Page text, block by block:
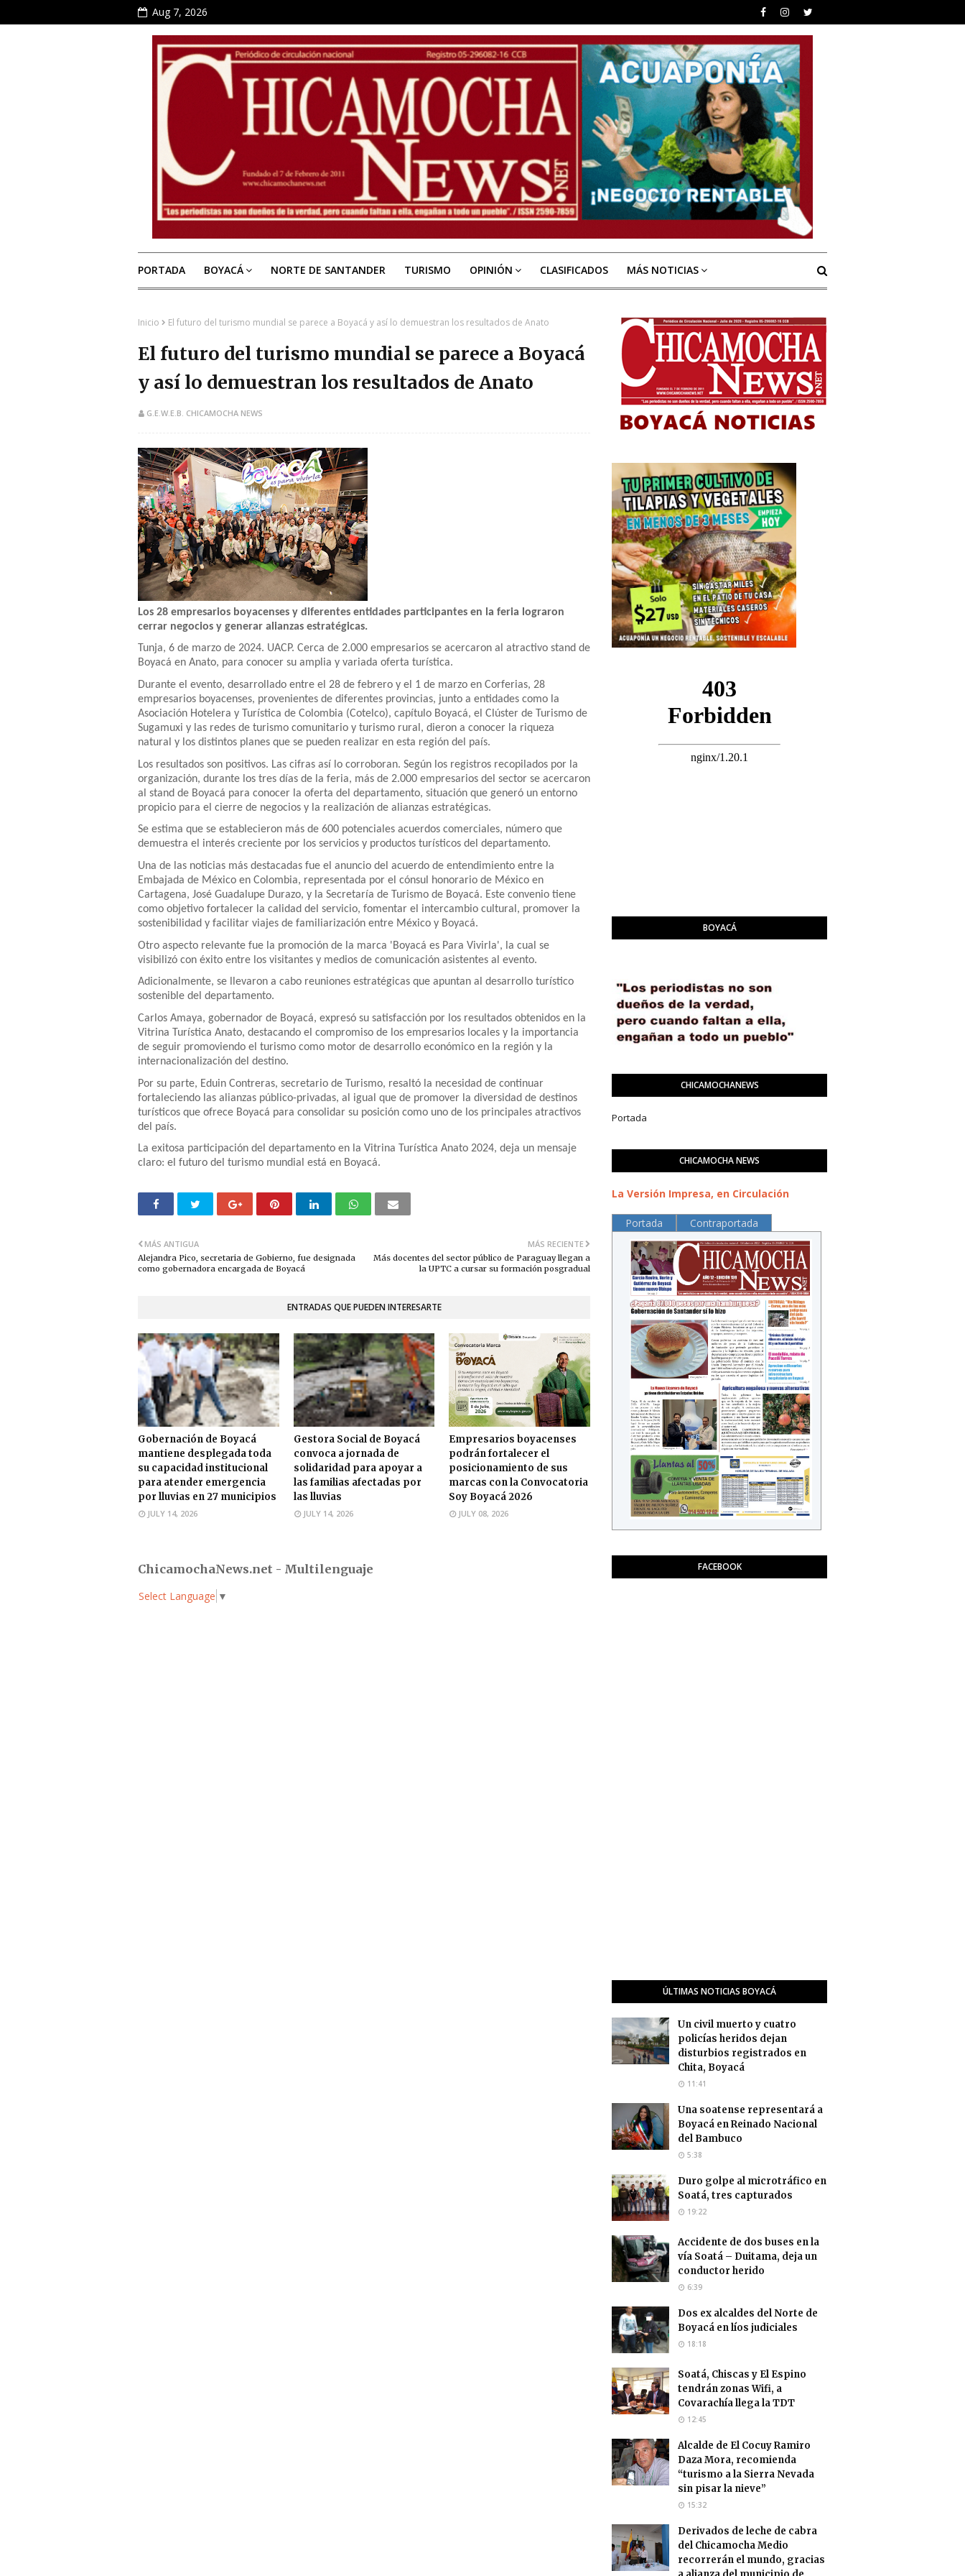
Aug 7, 2026
PORTADA BOYACÁ NORTE DE SANTANDER TURISMO OPINIÓN CLASIFICADOS MÁS NOTICIAS
Inicio El futuro del turismo mundial se parece a Boyacá y así lo demuestran los resultados de Anato
El futuro del turismo mundial se parece a Boyacá
y así lo demuestran los resultados de Anato
G.E.W.E.B. CHICAMOCHA NEWS
Los 28 empresarios boyacenses y diferentes entidades participantes en la feria lograron
cerrar negocios y generar alianzas estratégicas.
Tunja, 6 de marzo de 2024. UACP. Cerca de 2.000 empresarios se acercaron al atractivo stand de
Boyacá en Anato, para conocer su amplia y variada oferta turística.
Durante el evento, desarrollado entre el 28 de febrero y el 1 de marzo en Corferias, 28
empresarios boyacenses, provenientes de diferentes provincias, junto a entidades como la
Asociación Hotelera y Turística de Colombia (Cotelco), capítulo Boyacá, el Clúster de Turismo de
Sugamuxi y las redes de turismo comunitario y turismo rural, dieron a conocer la riqueza
natural y los distintos planes que se pueden realizar en esta región del país.
Los resultados son positivos. Las cifras así lo corroboran. Según los registros recopilados por la
organización, durante los tres días de la feria, más de 2.000 empresarios del sector se acercaron
al stand de Boyacá para conocer la oferta del departamento, situación que generó un entorno
propicio para el cierre de negocios y la realización de alianzas estratégicas.
Se estima que se establecieron más de 600 potenciales acuerdos comerciales, número que
demuestra el interés creciente por los servicios y productos turísticos del departamento.
Una de las noticias más destacadas fue el anuncio del acuerdo de entendimiento entre la
Embajada de México en Colombia, representada por el cónsul honorario de México en
Cartagena, José Guadalupe Durazo, y la Secretaría de Turismo de Boyacá. Este convenio tiene
como objetivo fortalecer la calidad del servicio, fomentar el intercambio cultural, promover la
sostenibilidad y facilitar viajes de familiarización entre México y Boyacá.
Otro aspecto relevante fue la promoción de la marca 'Boyacá es Para Vivirla', la cual se
visibilizó con éxito entre los visitantes y medios de comunicación asistentes al evento.
Adicionalmente, se llevaron a cabo reuniones estratégicas que apuntan al desarrollo turístico
sostenible del departamento.
Carlos Amaya, gobernador de Boyacá, expresó su satisfacción por los resultados obtenidos en la
Vitrina Turística Anato, destacando el compromiso de los empresarios locales y la importancia
de seguir promoviendo el turismo como motor de desarrollo económico en la región y la
internacionalización del destino.
Por su parte, Eduin Contreras, secretario de Turismo, resaltó la necesidad de continuar
fortaleciendo las alianzas público-privadas, al igual que de promover la diversidad de destinos
turísticos que ofrece Boyacá para consolidar su posición como uno de los principales atractivos
del país.
La exitosa participación del departamento en la Vitrina Turística Anato 2024, deja un mensaje
claro: el futuro del turismo mundial está en Boyacá.
MÁS RECIENTE
Más docentes del sector público de Paraguay llegan a
la UPTC a cursar su formación posgradual
MÁS ANTIGUA
Alejandra Pico, secretaria de Gobierno, fue designada
como gobernadora encargada de Boyacá
ENTRADAS QUE PUEDEN INTERESARTE
Gobernación de Boyacá
mantiene desplegada toda
su capacidad institucional
para atender emergencia
por lluvias en 27 municipios
JULY 14, 2026
Gestora Social de Boyacá
convoca a jornada de
solidaridad para apoyar a
las familias afectadas por
las lluvias
JULY 14, 2026
Empresarios boyacenses
podrán fortalecer el
posicionamiento de sus
marcas con la Convocatoria
Soy Boyacá 2026
JULY 08, 2026
ChicamochaNews.net - Multilenguaje
Select Language ▼
BOYACÁ
CHICAMOCHANEWS
Portada
CHICAMOCHA NEWS
La Versión Impresa, en Circulación
Portada Contraportada
FACEBOOK
ÚLTIMAS NOTICIAS BOYACÁ
Un civil muerto y cuatro
policías heridos dejan
disturbios registrados en
Chita, Boyacá
11:41
Una soatense representará a
Boyacá en Reinado Nacional
del Bambuco
5:38
Duro golpe al microtráfico en
Soatá, tres capturados
19:22
Accidente de dos buses en la
vía Soatá – Duitama, deja un
conductor herido
6:39
Dos ex alcaldes del Norte de
Boyacá en líos judiciales
18:18
Soatá, Chiscas y El Espino
tendrán zonas Wifi, a
Covarachía llega la TDT
12:45
Alcalde de El Cocuy Ramiro
Daza Mora, recomienda
“turismo a la Sierra Nevada
sin pisar la nieve”
15:32
Derivados de leche de cabra
del Chicamocha Medio
recorrerán el mundo, gracias